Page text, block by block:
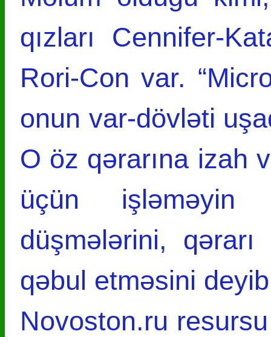
qızları Cennifer-
Rori-Con var.
onun var-dövləti
O öz qərarına izah
üçün işləməyin
düşmələrini,
qəbul etməsini
Novoston.ru